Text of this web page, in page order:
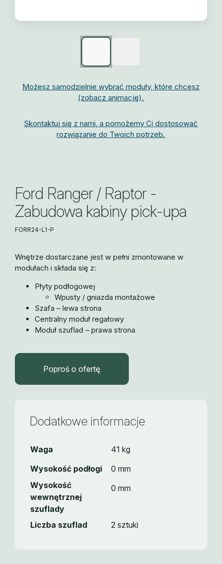
Możesz samodzielnie wybrać moduły, które chcesz
(zobacz animację).
Skontaktuj się z nami, a pomożemy Ci dostosować
rozwiązanie do Twoich potrzeb.
Ford Ranger / Raptor -
Zabudowa kabiny pick-upa
FORR24-L1-P
Wnętrze dostarczane jest w pełni zmontowane w
modułach i składa się z:
Płyty podłogowej
Wpusty / gniazda montażowe
Szafa – lewa strona
Centralny moduł regałowy
Moduł szuflad – prawa strona
Poproś o ofertę
Dodatkowe informacje
Waga
41 kg
Wysokość podłogi
0 mm
Wysokość
wewnętrznej
szuflady
0 mm
Liczba szuflad 2 sztuki